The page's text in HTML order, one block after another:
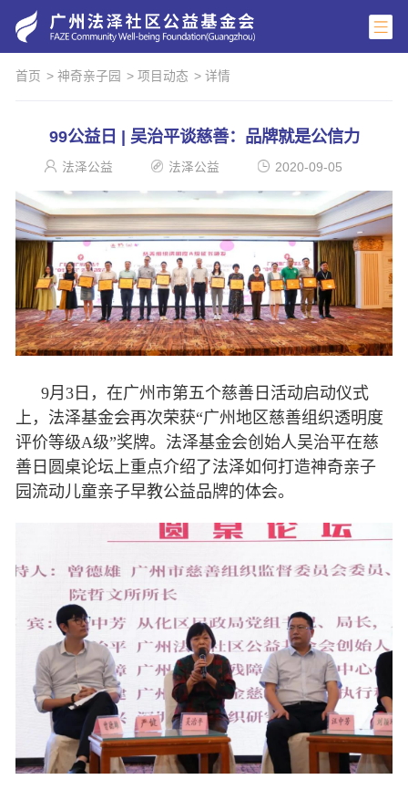
首页 > 神奇亲子园 > 项目动态 > 详情
99公益日 | 吴治平谈慈善：品牌就是公信力
法泽公益 法泽公益 2020-09-05
9月3日，在广州市第五个慈善日活动启动仪式
上，法泽基金会再次荣获“广州地区慈善组织透明度
评价等级A级”奖牌。法泽基金会创始人吴治平在慈
善日圆桌论坛上重点介绍了法泽如何打造神奇亲子
园流动儿童亲子早教公益品牌的体会。